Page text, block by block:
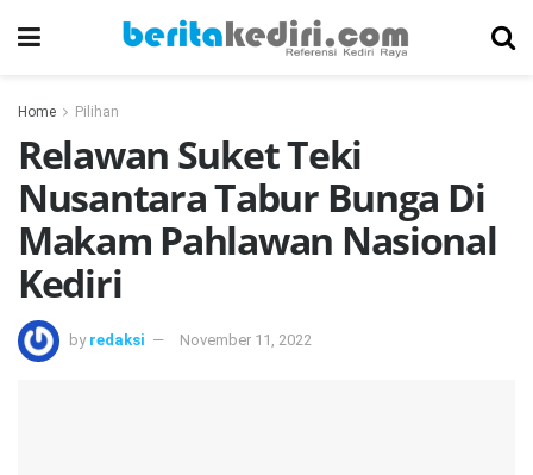
Home Pilihan
Relawan Suket Teki
Nusantara Tabur Bunga Di
Makam Pahlawan Nasional
Kediri
by redaksi November 11, 2022